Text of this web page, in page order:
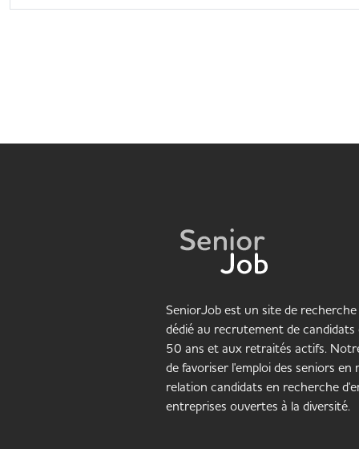
SeniorJob est un site de recherche
dédié au recrutement de candidats
50 ans et aux retraités actifs.
de favoriser l'emploi des seniors
relation candidats en recherche
entreprises ouvertes à la diversité.